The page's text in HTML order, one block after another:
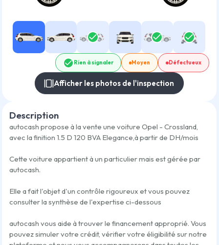
Rien à signaler Moyen Défectueux
Afficher les photos de l'inspection
Description
autocash propose à la vente une voiture Opel - Crossland,
avec la finition 1.5 D 120 BVA Elegance,à partir de DH/mois
Cette voiture appartient à un particulier mais est gérée par
autocash.
Elle a fait l'objet d'un contrôle rigoureux et vous pouvez
consulter la synthèse de l'expertise ci-dessous
autocash vous aide à trouver le financement approprié. Vous
pouvez simuler votre crédit, vérifier votre éligibilité sur notre